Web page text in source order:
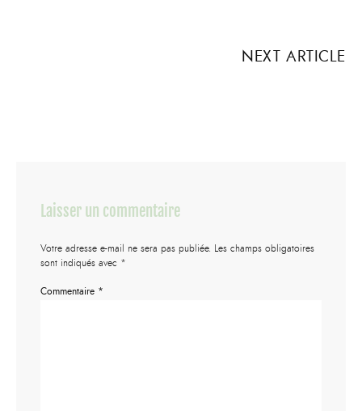
NEXT ARTICLE
Laisser un commentaire
Votre adresse e-mail ne sera pas publiée. Les champs obligatoires
sont indiqués avec *
Commentaire *